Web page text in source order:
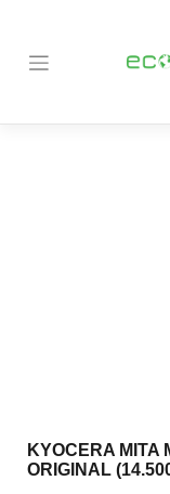
KYOCERA MITA
ORIGINAL